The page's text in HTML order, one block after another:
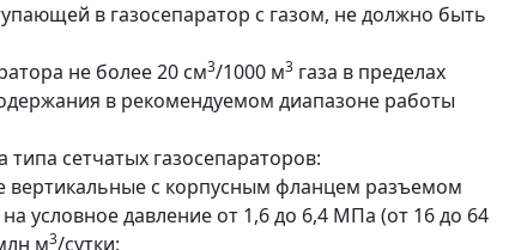
в газосепаратор с газом, не должно быть
не более 20 см3/1000 м3газа в пределах
в рекомендуемом диапазоне работы
типа сетчатых газосепараторов:
вертикальные с корпусным фланцем разъемом
условное давление от 1,6 до 6,4 МПа (от 16 до 64
м3/сутки: